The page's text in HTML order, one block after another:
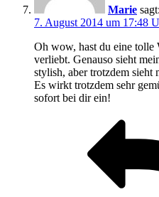
Marie sagt:
7. August 2014 um 17:48
Oh wow, hast du eine tolle
verliebt. Genauso sieht
stylish, aber trotzdem sieht
Es wirkt trotzdem sehr
sofort bei dir ein!